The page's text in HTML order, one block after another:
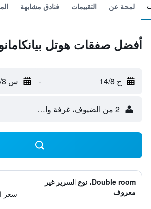
لمحة عن التقييمات فنادق مشابهة
أفضل صفقات هوتل بيانكامانو
ج 14/8 - س 15/8
2 من الضيوف، غرفة واحدة
Double room، نوع السرير غير
معروف
سعر